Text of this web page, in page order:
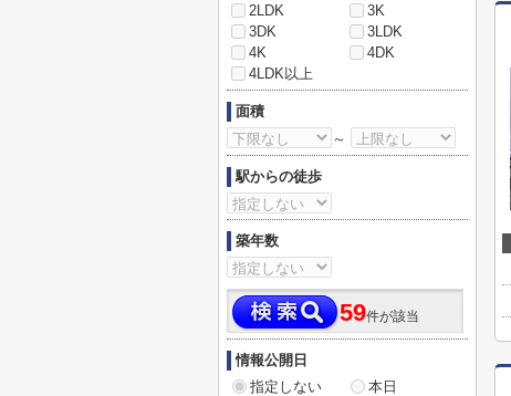
2LDK
3K
3DK
3LDK
4K
4DK
4LDK以上
面積
～
駅からの徒歩
築年数
59件が該当
情報公開日
指定しない
本日